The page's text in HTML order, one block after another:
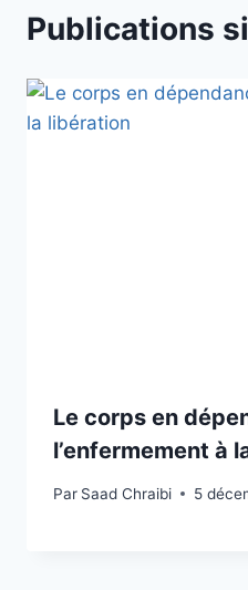
Publications
Le corps en
l’enfermement à
Par Saad Chraibi 5